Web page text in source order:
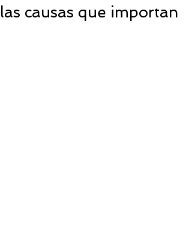
las causas que importan